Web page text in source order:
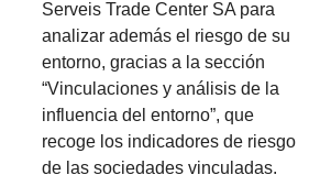
Serveis Trade Center SA para
analizar además el riesgo de su
entorno, gracias a la sección
“Vinculaciones y análisis de la
influencia del entorno”, que
recoge los indicadores de riesgo
de las sociedades vinculadas.